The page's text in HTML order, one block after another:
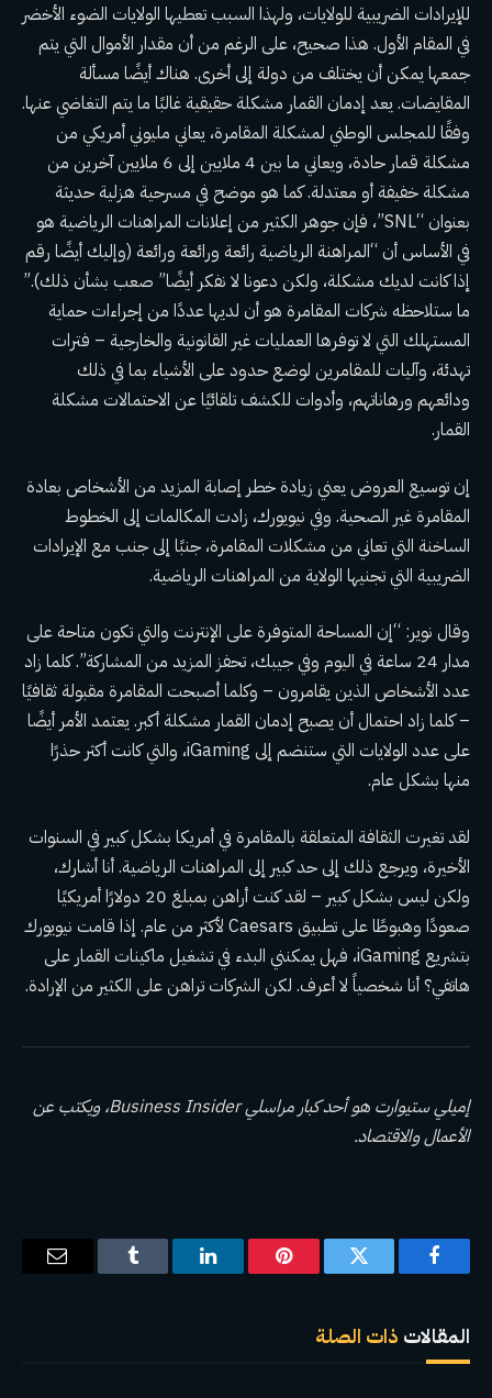
للإيرادات الضريبية للولايات، ولهذا السبب تعطيها الولايات الضوء الأخضر
في المقام الأول. هذا صحيح، على الرغم من أن مقدار الأموال التي يتم
جمعها يمكن أن يختلف من دولة إلى أخرى. هناك أيضًا مسألة
المقايضات. يعد إدمان القمار مشكلة حقيقية غالبًا ما يتم التغاضي عنها.
وفقًا للمجلس الوطني لمشكلة المقامرة، يعاني مليوني أمريكي من
مشكلة قمار حادة، ويعاني ما بين 4 ملايين إلى 6 ملايين آخرين من
مشكلة خفيفة أو معتدلة. كما هو موضح في مسرحية هزلية حديثة
بعنوان “SNL”، فإن جوهر الكثير من إعلانات المراهنات الرياضية هو
في الأساس أن “المراهنة الرياضية رائعة ورائعة ورائعة (وإليك أيضًا رقم
إذا كانت لديك مشكلة، ولكن دعونا لا نفكر أيضًا” صعب بشأن ذلك).”
ما ستلاحظه شركات المقامرة هو أن لديها عددًا من إجراءات حماية
المستهلك التي لا توفرها العمليات غير القانونية والخارجية – فترات
تهدئة، وآليات للمقامرين لوضع حدود على الأشياء بما في ذلك
ودائعهم ورهاناتهم، وأدوات للكشف تلقائيًا عن الاحتمالات مشكلة
القمار.
إن توسيع العروض يعني زيادة خطر إصابة المزيد من الأشخاص بعادة
المقامرة غير الصحية. وفي نيويورك، زادت المكالمات إلى الخطوط
الساخنة التي تعاني من مشكلات المقامرة، جنبًا إلى جنب مع الإيرادات
الضريبية التي تجنيها الولاية من المراهنات الرياضية.
وقال نوير: “إن المساحة المتوفرة على الإنترنت والتي تكون متاحة على
مدار 24 ساعة في اليوم وفي جيبك، تحفز المزيد من المشاركة”. كلما زاد
عدد الأشخاص الذين يقامرون – وكلما أصبحت المقامرة مقبولة ثقافيًا
– كلما زاد احتمال أن يصبح إدمان القمار مشكلة أكبر. يعتمد الأمر أيضًا
على عدد الولايات التي ستنضم إلى iGaming، والتي كانت أكثر حذرًا
منها بشكل عام.
لقد تغيرت الثقافة المتعلقة بالمقامرة في أمريكا بشكل كبير في السنوات
الأخيرة، ويرجع ذلك إلى حد كبير إلى المراهنات الرياضية. أنا أشارك،
ولكن ليس بشكل كبير – لقد كنت أراهن بمبلغ 20 دولارًا أمريكيًا
صعودًا وهبوطًا على تطبيق Caesars لأكثر من عام. إذا قامت نيويورك
بتشريع iGaming، فهل يمكنني البدء في تشغيل ماكينات القمار على
هاتفي؟ أنا شخصياً لا أعرف. لكن الشركات تراهن على الكثير من الإرادة.
إميلي ستيوارت
هو أحد كبار مراسلي Business Insider، ويكتب عن
الأعمال والاقتصاد.
فيسبوك تويتر بينتيريستلينكدإن Tumblr
البريد
المقالات ذات الصلة